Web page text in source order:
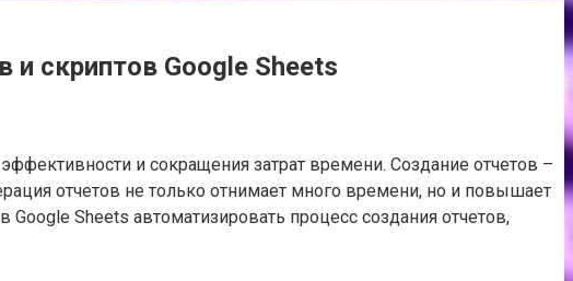
скриптов Google Sheets
и сокращения затрат времени. Создание отчетов –
отчетов не только отнимает много времени, но и повышает
Sheets автоматизировать процесс создания отчетов,